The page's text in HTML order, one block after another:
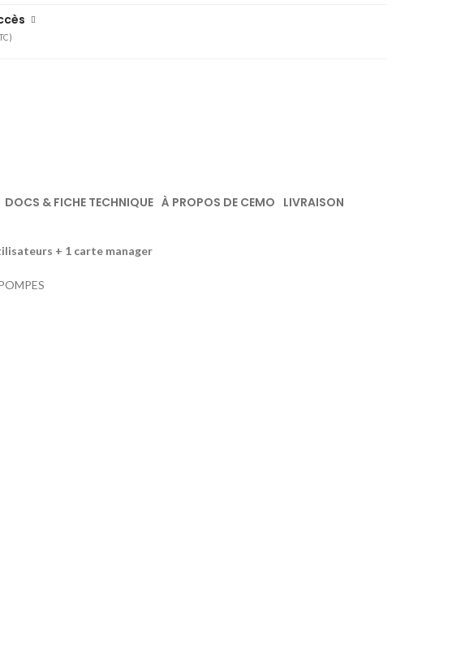
DOCS & FICHE TECHNIQUE À PROPOS DE CEMO LIVRAISON
+ 1 carte manager